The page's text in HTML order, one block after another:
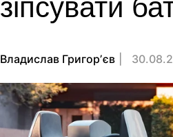
зіпсувати
Владислав Григорʼєв